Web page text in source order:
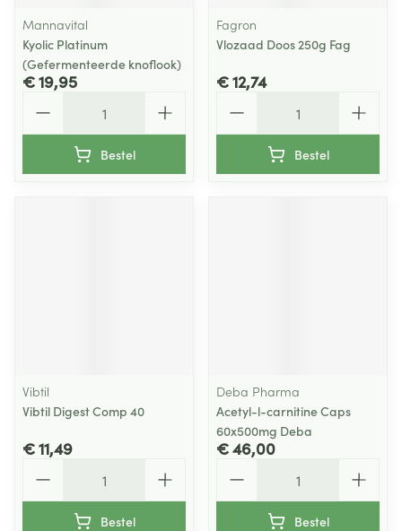
Mannavital
Kyolic Platinum
(Gefermenteerde knoflook)
€ 19,95
Bestel
Fagron
Vlozaad Doos 250g Fag
€ 12,74
Bestel
Vibtil
Vibtil Digest Comp 40
€ 11,49
Bestel
Deba Pharma
Acetyl-l-carnitine Caps
60x500mg Deba
€ 46,00
Bestel